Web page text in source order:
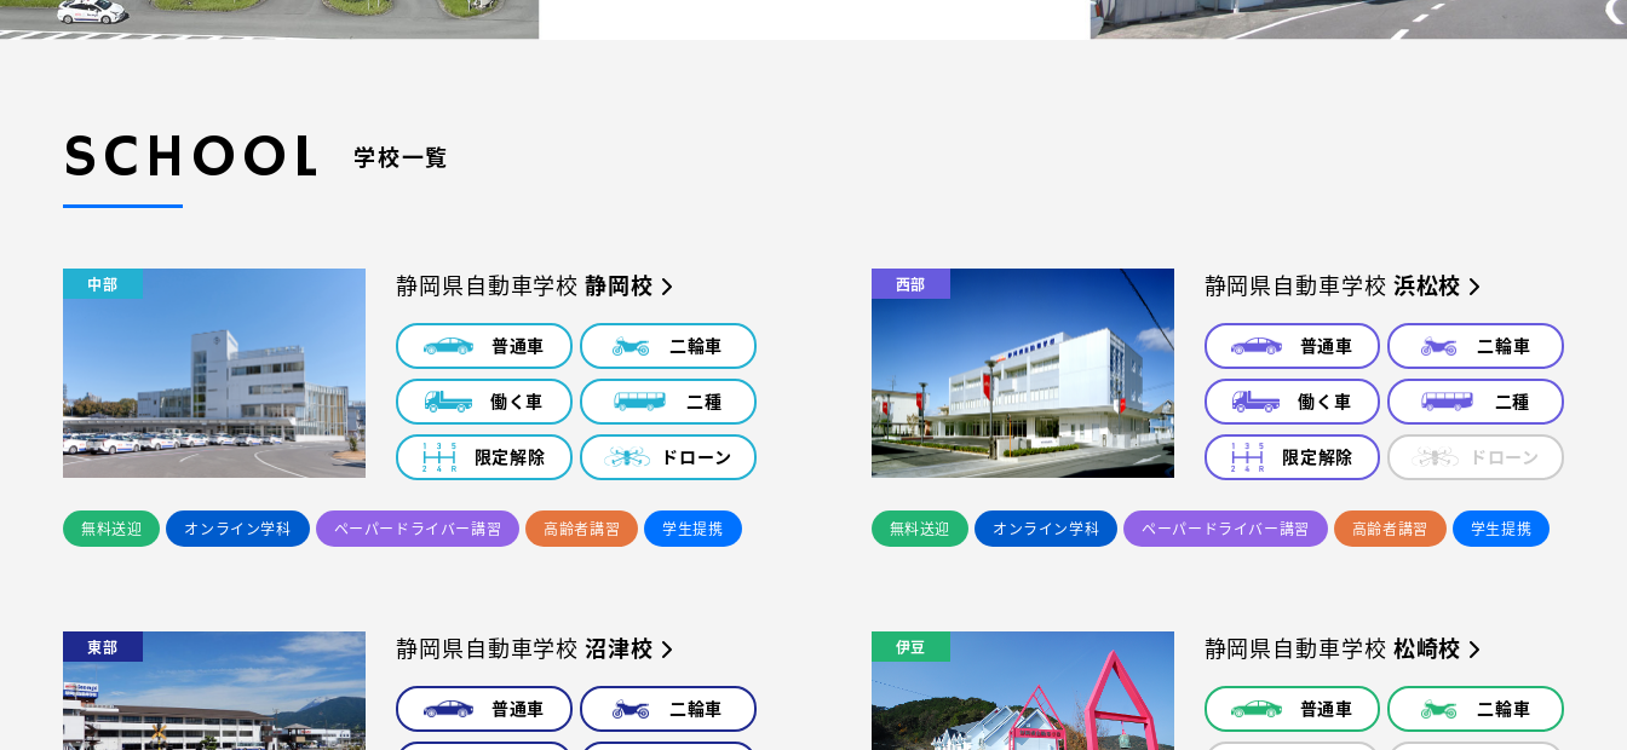
SCHOOL 学校一覧
中部 静岡県自動車学校静岡校
普通車 二輪車
働く車 二種
限定解除 ドローン
無料送迎 オンライン学科 ペーパードライバー講習 高齢者講習 学生提携
西部 静岡県自動車学校 浜松校
普通車 二輪車
働く車 二種
限定解除 ドローン
無料送迎 オンライン学科 ペーパードライバー講習 高齢者講習 学生提携
東部 静岡県自動車学校沼津校
普通車 二輪車
伊豆 静岡県自動車学校 松崎校
普通車 二輪車